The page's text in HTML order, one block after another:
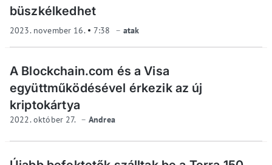
büszkélkedhet
2023. november 16. 7:38 atak
A Blockchain.com és a Visa
együttműködésével érkezik az új
kriptokártya
2022. október 27. Andrea